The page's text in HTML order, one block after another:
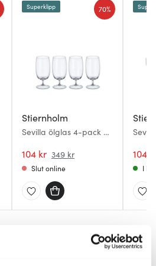
Stiernholm
Sevilla ölglas 4-pack 48
104 kr 349 kr
70%
Superklipp
Slut online
104
I